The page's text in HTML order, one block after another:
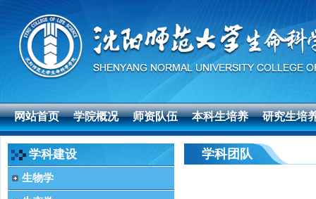
网站首页 学院概况 师资队伍 本科生培养 研究生培
学科建设
生物学
学科团队